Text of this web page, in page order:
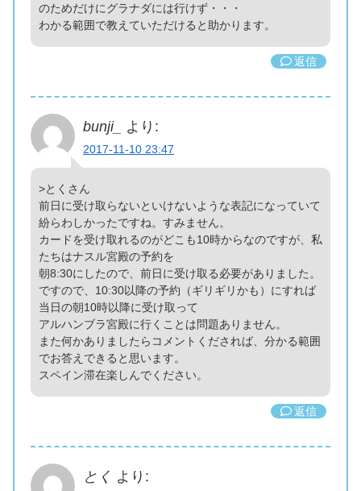
のためだけにグラナダには行けず・・・
わかる範囲で教えていただけると助かります。
返信
bunji_ より:
2017-11-10 23:47
>とくさん
前日に受け取らないといけないような表記になっていて
紛らわしかったですね。すみません。
カードを受け取れるのがどこも10時からなのですが、私
たちはナスル宮殿の予約を
朝8:30にしたので、前日に受け取る必要がありました。
ですので、10:30以降の予約（ギリギリかも）にすれば
当日の朝10時以降に受け取って
アルハンブラ宮殿に行くことは問題ありません。
また何かありましたらコメントくだされば、分かる範囲
でお答えできると思います。
スペイン滞在楽しんでください。
返信
とく より: